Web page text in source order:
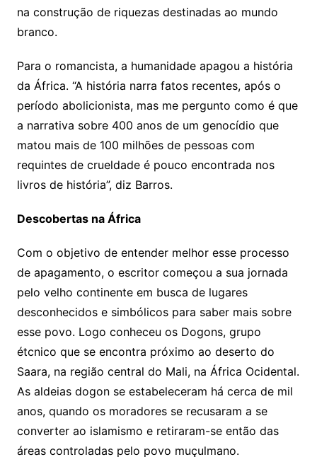
na construção de riquezas destinadas ao mundo
branco.
Para o romancista, a humanidade apagou a história
da África. “A história narra fatos recentes, após o
período abolicionista, mas me pergunto como é que
a narrativa sobre 400 anos de um genocídio que
matou mais de 100 milhões de pessoas com
requintes de crueldade é pouco encontrada nos
livros de história”, diz Barros.
Descobertas na África
Com o objetivo de entender melhor esse processo
de apagamento, o escritor começou a sua jornada
pelo velho continente em busca de lugares
desconhecidos e simbólicos para saber mais sobre
esse povo. Logo conheceu os Dogons, grupo
étcnico que se encontra próximo ao deserto do
Saara, na região central do Mali, na África Ocidental.
As aldeias dogon se estabeleceram há cerca de mil
anos, quando os moradores se recusaram a se
converter ao islamismo e retiraram-se então das
áreas controladas pelo povo muçulmano.